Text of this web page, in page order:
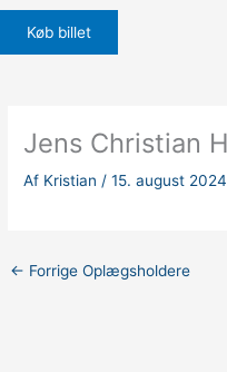
Køb billet
Jens Christian
Af Kristian/15. august 2024
← Forrige Oplægsholdere